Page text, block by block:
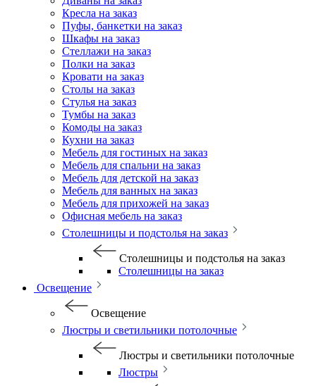
Кресла на заказ
Пуфы, банкетки на заказ
Шкафы на заказ
Стеллажи на заказ
Полки на заказ
Кровати на заказ
Столы на заказ
Стулья на заказ
Тумбы на заказ
Комоды на заказ
Кухни на заказ
Мебель для гостиных на заказ
Мебель для спальни на заказ
Мебель для детской на заказ
Мебель для ванных на заказ
Мебель для прихожей на заказ
Офисная мебель на заказ
Столешницы и подстолья на заказ
Столешницы и подстолья на заказ
Столешницы на заказ
Освещение
Освещение
Люстры и светильники потолочные
Люстры и светильники потолочные
Люстры